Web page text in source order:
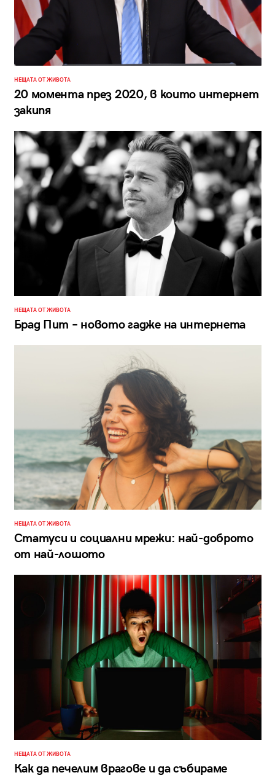
НЕЩАТА ОТ ЖИВОТА
20 момента през 2020, в които интернет
закипя
НЕЩАТА ОТ ЖИВОТА
Брад Пит – новото гадже на интернета
НЕЩАТА ОТ ЖИВОТА
Статуси и социални мрежи: най-доброто
от най-лошото
НЕЩАТА ОТ ЖИВОТА
Как да печелим врагове и да събираме